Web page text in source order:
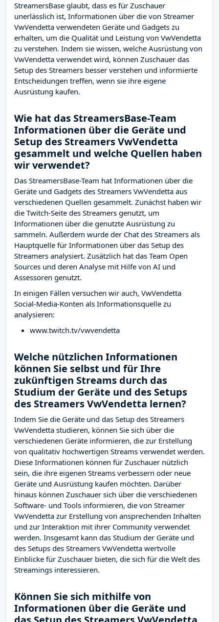
StreamersBase glaubt, dass es für Zuschauer
unerlässlich ist, Informationen über die von Streamer
VwVendetta verwendeten Geräte und Gadgets zu
erhalten, um die Qualität und Leistung von VwVendetta
zu verstehen. Indem sie wissen, welche Ausrüstung von
VwVendetta verwendet wird, können Zuschauer das
Setup des Streamers besser verstehen und informierte
Entscheidungen treffen, wenn sie ihre eigene
Ausrüstung kaufen.
Wie hat das StreamersBase-Team
Informationen über die Geräte und
Setup des Streamers VwVendetta
gesammelt und welche Quellen haben
wir verwendet?
Das StreamersBase-Team hat Informationen über die
Geräte und Gadgets des Streamers VwVendetta aus
verschiedenen Quellen gesammelt. Zunächst haben wir
die Twitch-Seite des Streamers genutzt, um
Informationen über die genutzte Ausrüstung zu
sammeln. Außerdem wurde der Chat des Streamers als
Hauptquelle für Informationen über das Setup des
Streamers analysiert. Zusätzlich hat das Team Open
Sources und deren Analyse mit Hilfe von AI und
Assessoren genutzt.
In einigen Fällen versuchen wir auch, VwVendetta
Social-Media-Konten als Informationsquelle zu
analysieren:
www.twitch.tv/vwvendetta
Welche nützlichen Informationen
können Sie selbst und für Ihre
zukünftigen Streams durch das
Studium der Geräte und des Setups
des Streamers VwVendetta lernen?
Indem Sie die Geräte und das Setup des Streamers
VwVendetta studieren, können Sie sich über die
verschiedenen Geräte informieren, die zur Erstellung
von qualitativ hochwertigen Streams verwendet werden.
Diese Informationen können für Zuschauer nützlich
sein, die ihre eigenen Streams verbessern oder neue
Geräte und Ausrüstung kaufen möchten. Darüber
hinaus können Zuschauer sich über die verschiedenen
Software- und Tools informieren, die von Streamer
VwVendetta zur Erstellung von ansprechenden Inhalten
und zur Interaktion mit ihrer Community verwendet
werden. Insgesamt kann das Studium der Geräte und
des Setups des Streamers VwVendetta wertvolle
Einblicke für Zuschauer bieten, die sich für die Welt des
Streamings interessieren.
Können Sie sich mithilfe von
Informationen über die Geräte und